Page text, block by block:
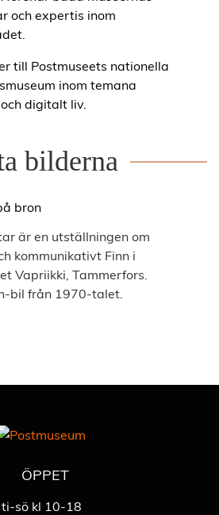
och expertis inom
till Postmuseets nationella
inom temana
digitalt liv.
bilderna
är en utställningen om
kommunikativt Finn i
Vapriikki, Tammerfors.
bil från 1970-talet.
ÖPPET
ti-sö kl 10-18